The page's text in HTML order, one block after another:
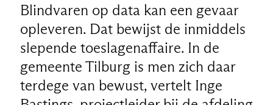
Blindvaren op data kan een gevaar
opleveren. Dat bewijst de inmiddels
slepende toeslagenaffaire. In de
gemeente Tilburg is men zich daar
terdege van bewust, vertelt Inge